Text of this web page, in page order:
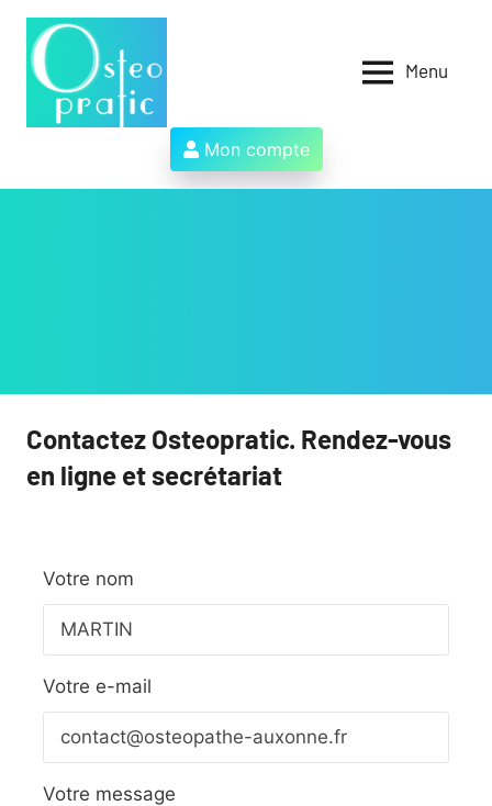
Aller
contenu
des
ostéopathes
et
Menu
Mon compte
Contactez Osteopratic. Rendez-vous
en ligne et secrétariat
Votre nom
Votre e-mail
Votre message